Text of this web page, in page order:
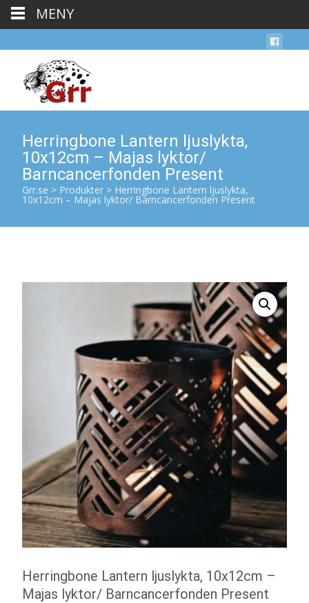
Herringbone Lantern ljuslykta,
10x12cm – Majas lyktor/
Barncancerfonden Present
Grr.se > Produkter > Herringbone Lantern ljuslykta,
10x12cm – Majas lyktor/ Barncancerfonden Present
Herringbone Lantern ljuslykta, 10x12cm –
Majas lyktor/ Barncancerfonden Present
MENY